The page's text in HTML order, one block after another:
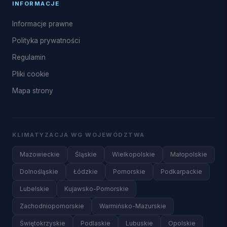
INFORMACJE
Informacje prawne
Polityka prywatności
Regulamin
Pliki cookie
Mapa strony
KLIMATYZACJA WG WOJEWÓDZTWA
Mazowieckie Śląskie Wielkopolskie Małopolskie
Dolnośląskie Łódzkie Pomorskie Podkarpackie
Lubelskie Kujawsko-Pomorskie
Zachodniopomorskie Warmińsko-Mazurskie
Świętokrzyskie Podlaskie Lubuskie Opolskie